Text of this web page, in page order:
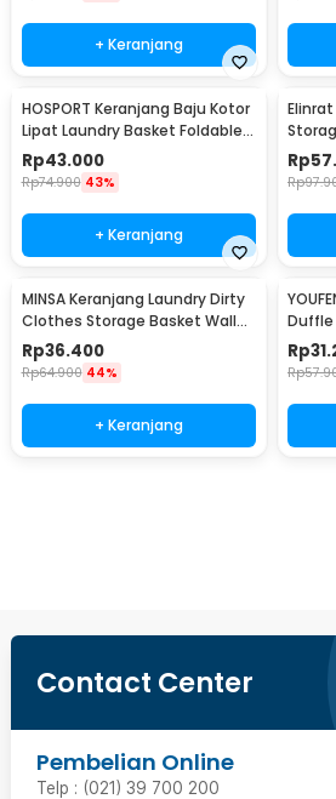
+ Keranjang
HOSPORT Keranjang Baju Kotor
Lipat Laundry Basket Foldable
100L - H10
Rp43.000
Rp74.900 43%
+ Keranjang
Rp
Rp
MINSA Keranjang Laundry Dirty
Clothes Storage Basket Wall
Mounted - MSU29
Rp36.400
Rp64.900 44%
+ Keranjang
Duffle
Rp
Rp
Contact Center
Pembelian Online
Telp : (021) 39 700 200